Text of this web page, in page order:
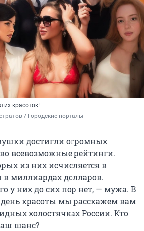
красоток!
/ Городские порталы
достигли огромных
всевозможные рейтинги.
из них исчисляется в
в миллиардах долларов.
у них до сих пор нет, — мужа. В
красоты мы расскажем вам
холостячках России. Кто
шанс?